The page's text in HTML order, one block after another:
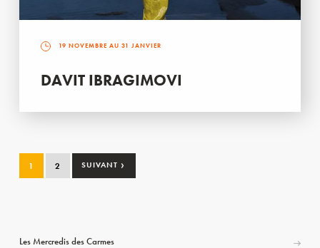
19 NOVEMBRE AU 31 JANVIER
DAVIT IBRAGIMOVI
1 2 SUIVANT ›
Les Mercredis des Carmes